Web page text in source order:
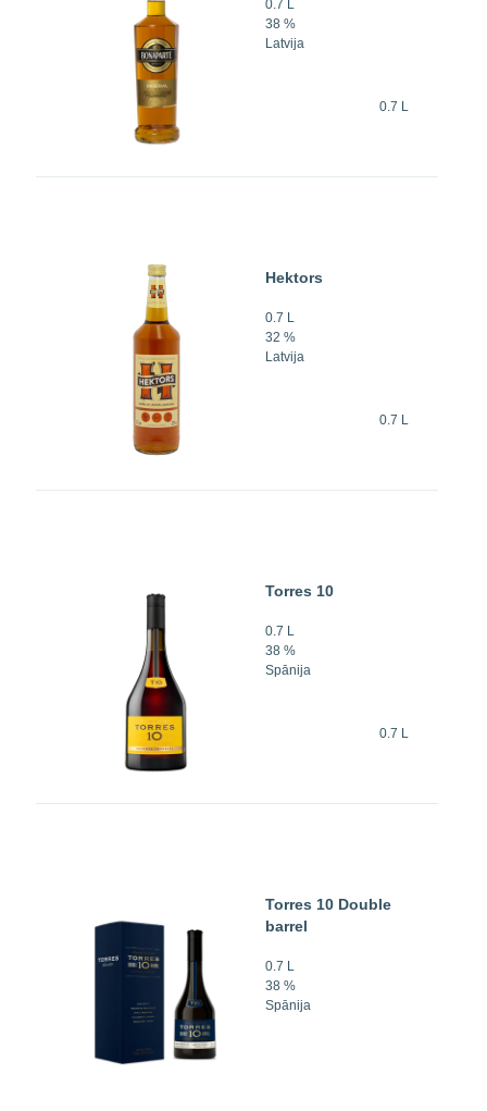
0.7 L
38 %
Latvija
0.7 L
Hektors
0.7 L
32 %
Latvija
0.7 L
Torres 10
0.7 L
38 %
Spānija
0.7 L
Torres 10 Double
barrel
0.7 L
38 %
Spānija